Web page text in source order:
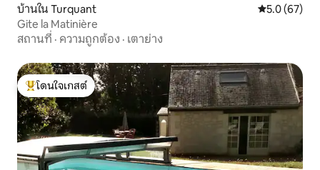
บ้านใน Turquant คะแนนเฉลี่ย
5.0 (67)
Gite la Matinière
สถานที่ · ความถูกต้อง · เตาย่าง
โดนใจเกสต์ที่สุด
โดนใจเกสต์